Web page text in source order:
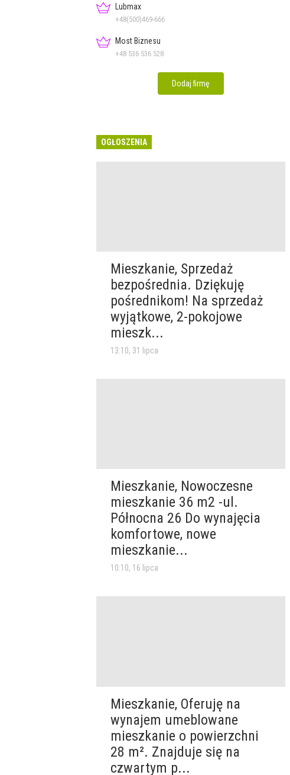
Lubmax
+48(500)469-666
Most Biznesu
+48 536 536 528
Dodaj firmę
OGŁOSZENIA
Mieszkanie, Sprzedaż
bezpośrednia. Dziękuję
pośrednikom! Na sprzedaż
wyjątkowe, 2-pokojowe
mieszk...
13:10, 31 lipca
Mieszkanie, Nowoczesne
mieszkanie 36 m2 -ul.
Północna 26 Do wynajęcia
komfortowe, nowe
mieszkanie...
10:10, 16 lipca
Mieszkanie, Oferuję na
wynajem umeblowane
mieszkanie o powierzchni
28 m². Znajduje się na
czwartym p...